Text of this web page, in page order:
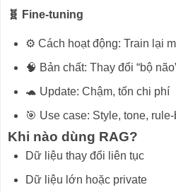
🧬 Fine-tuning
⚙️ Cách hoạt động: Train lại
🧠 Bản chất: Thay đổi “bộ
🐢 Update: Chậm, tốn chi phí
🎯 Use case: Style, tone,
Khi nào dùng RAG?
Dữ liệu thay đổi liên tục
Dữ liệu lớn hoặc private